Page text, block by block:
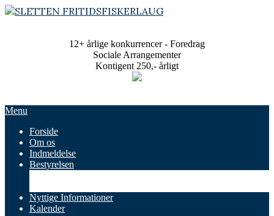
Skip
12+ årlige konkurrencer - Foredrag
Sociale Arrangementer
Kontigent 250,- årligt
Primary
Menu
Menu
Forside
Om os
Indmeldelse
Bestyrelsen
Nyttige Informationer
Kalender